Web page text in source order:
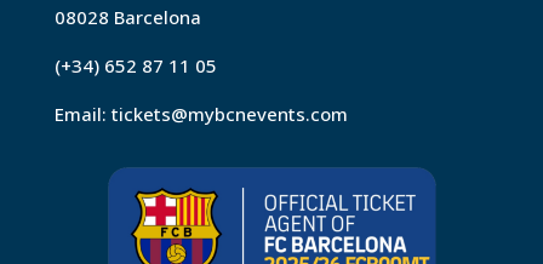
08028 Barcelona
(+34) 652 87 11 05
Email: tickets@mybcnevents.com